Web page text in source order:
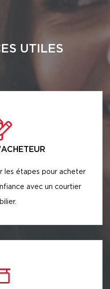
UTILES
les étapes pour acheter
avec un courtier